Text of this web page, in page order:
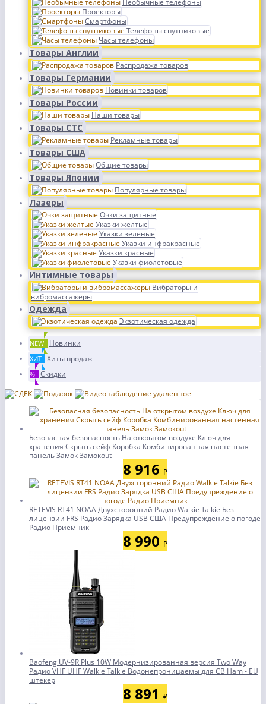
Необычные телефоны
Проекторы
Смартфоны
Телефоны спутниковые
Часы телефоны
Товары Англии
Распродажа товаров
Товары Германии
Новинки товаров
Товары России
Наши товары
Товары СТС
Рекламные товары
Товары США
Общие товары
Товары Японии
Популярные товары
Лазеры
Очки защитные
Указки желтые
Указки зелёные
Указки инфракрасные
Указки красные
Указки фиолетовые
Интимные товары
Вибраторы и
вибромассажеры
Одежда
Экзотическая одежда
NEW Новинки
ХИТ Хиты продаж
% Скидки
Безопасная безопасность На открытом воздухе Ключ для
хранения Скрыть сейф Коробка Комбинированная настенная
панель Замок Замокout
8 916 ₽
RETEVIS RT41 NOAA Двухсторонний Радио Walkie Talkie Без
лицензии FRS Радио Зарядка USB США Предупреждение о погоде
Радио Приемник
8 990 ₽
Baofeng UV-9R Plus 10W Модернизированная версия Two Way
Радио VHF UHF Walkie Talkie Водонепроницаемы для CB Ham - EU
штекер
8 891 ₽